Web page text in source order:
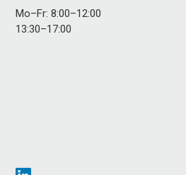
Mo–Fr: 8:00–12:00
13:30–17:00